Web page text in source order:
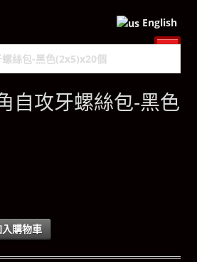
English
自攻牙螺絲包-黑色
入購物車